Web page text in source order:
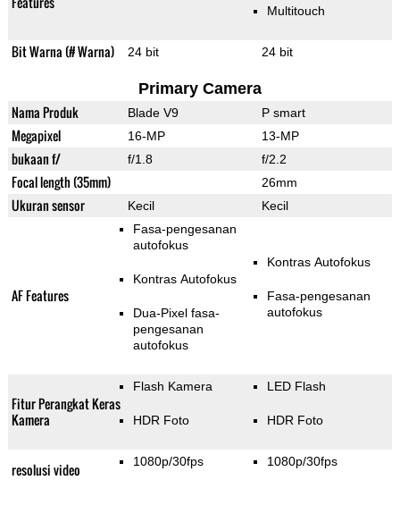
Multitouch
Bit Warna (# Warna) 24 bit 24 bit
Primary Camera
Nama Produk Blade V9 P smart
Megapixel 16-MP 13-MP
bukaan f/ f/1.8 f/2.2
Focal length (35mm) 26mm
Ukuran sensor Kecil Kecil
AF Features
Fasa-pengesanan
autofokus
Kontras Autofokus
Dua-Pixel fasa-
pengesanan
autofokus
Kontras Autofokus
Fasa-pengesanan
autofokus
Fitur Perangkat Keras
Kamera
Flash Kamera
HDR Foto
LED Flash
HDR Foto
resolusi video 1080p/30fps 1080p/30fps